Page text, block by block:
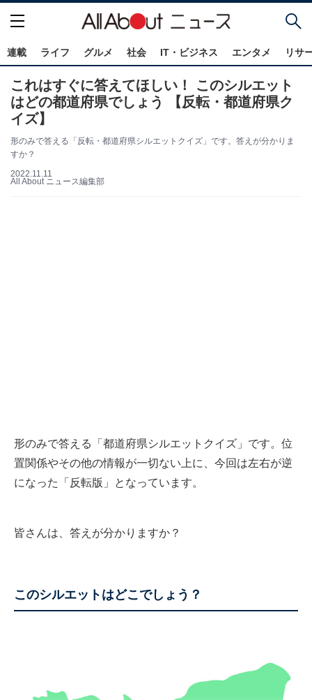
連載 ライフ グルメ 社会 IT・ビジネス エンタメ リサ
これはすぐに答えてほしい！ このシルエット
はどの都道府県でしょう 【反転・都道府県ク
イズ】
形のみで答える「反転・都道府県シルエットクイズ」です。答えが分かりま
すか？
2022.11.11
All About ニュース編集部
形のみで答える「都道府県シルエットクイズ」です。位
置関係やその他の情報が一切ない上に、今回は左右が逆
になった「反転版」となっています。
皆さんは、答えが分かりますか？
このシルエットはどこでしょう？